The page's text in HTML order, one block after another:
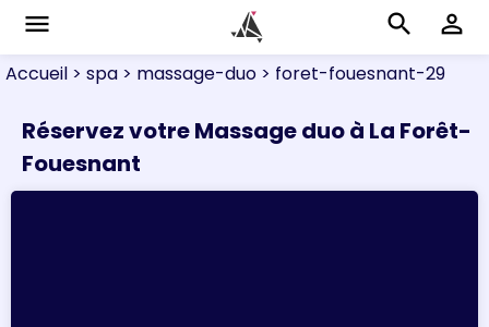
menu search perm_identity
Accueil > spa > massage-duo > foret-fouesnant-29
Réservez votre Massage duo à La Forêt-
Fouesnant